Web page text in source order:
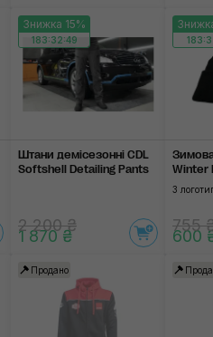
Знижка 15%
183:32:48
Штани демісезонні CDL
Softshell Detailing Pants
2 200 ₴
1 870 ₴
Winter
З
755
600
Продано